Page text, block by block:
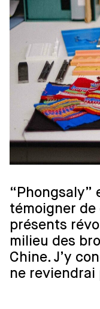
“Phongsaly”
témoigner
présents
milieu des
Chine. J’y
ne